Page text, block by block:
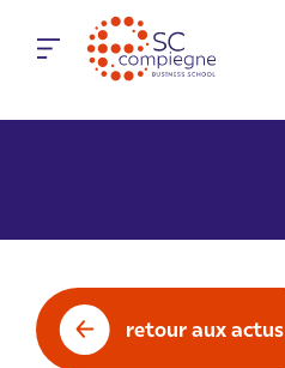
retour aux actus